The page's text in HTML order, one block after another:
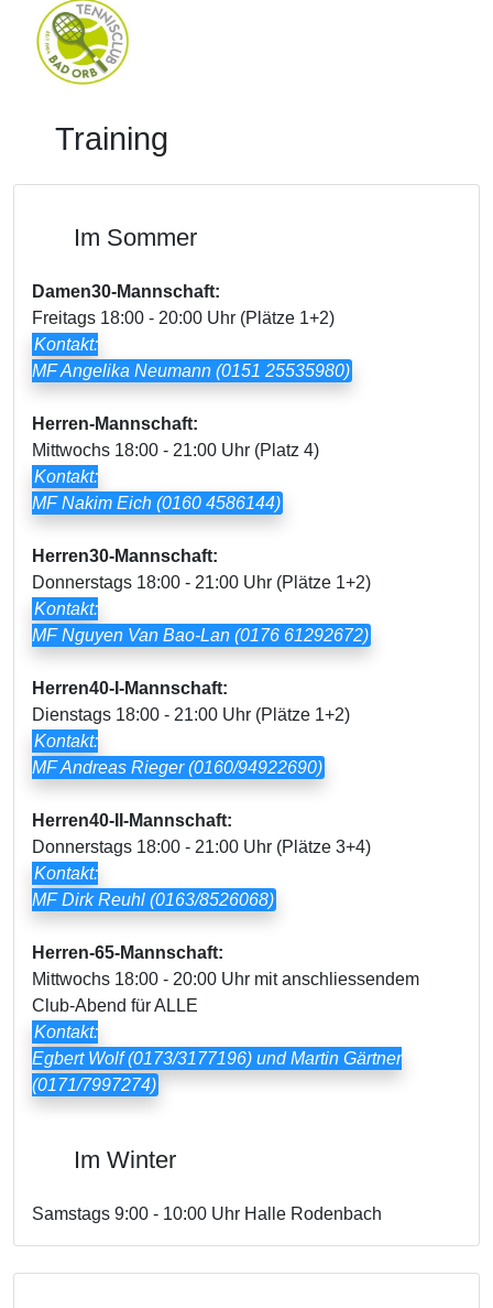
Training
Im Sommer
Damen30-Mannschaft:
Freitags 18:00 - 20:00 Uhr (Plätze 1+2)
Kontakt:
MF Angelika Neumann (0151 25535980)
Herren-Mannschaft:
Mittwochs 18:00 - 21:00 Uhr (Platz 4)
Kontakt:
MF Nakim Eich (0160 4586144)
Herren30-Mannschaft:
Donnerstags 18:00 - 21:00 Uhr (Plätze 1+2)
Kontakt:
MF Nguyen Van Bao-Lan (0176 61292672)
Herren40-I-Mannschaft:
Dienstags 18:00 - 21:00 Uhr (Plätze 1+2)
Kontakt:
MF Andreas Rieger (0160/94922690)
Herren40-II-Mannschaft:
Donnerstags 18:00 - 21:00 Uhr (Plätze 3+4)
Kontakt:
MF Dirk Reuhl (0163/8526068)
Herren-65-Mannschaft:
Mittwochs 18:00 - 20:00 Uhr mit anschliessendem
Club-Abend für ALLE
Kontakt:
Egbert Wolf (0173/3177196) und Martin Gärtner
(0171/7997274)
Im Winter
Samstags 9:00 - 10:00 Uhr Halle Rodenbach